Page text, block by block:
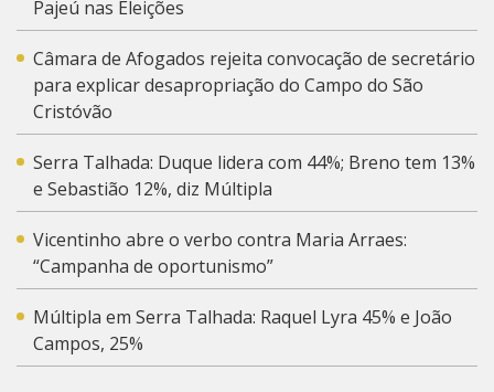
Pajeú nas Eleições
Câmara de Afogados rejeita convocação de secretário
para explicar desapropriação do Campo do São
Cristóvão
Serra Talhada: Duque lidera com 44%; Breno tem 13%
e Sebastião 12%, diz Múltipla
Vicentinho abre o verbo contra Maria Arraes:
“Campanha de oportunismo”
Múltipla em Serra Talhada: Raquel Lyra 45% e João
Campos, 25%